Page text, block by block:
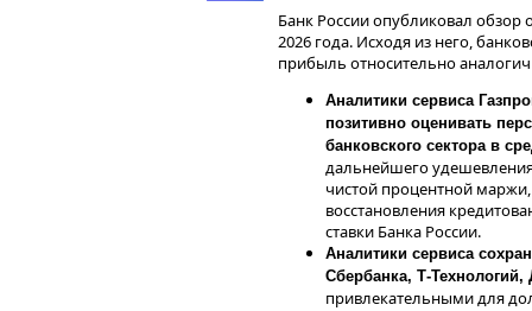
Цели на 2026 год
Менеджмент компании ожидает,
ожидания могут быть
оставляет возможность апсайда.
Операционные расходы
совокупности с ростом
управленческую прибыль
рассмотрении вопроса о
Дивиденды
Полученная чистая прибыль по
Банк России опубликовал обзор
2026 года. Исходя из него,
прибыль относительно
Аналитики сервиса
позитивно оценивать
банковского сектора в
дальнейшего
чистой процентной
восстановления
ставки Банка России.
Аналитики сервиса
Сбербанка, Т-
привлекательными для